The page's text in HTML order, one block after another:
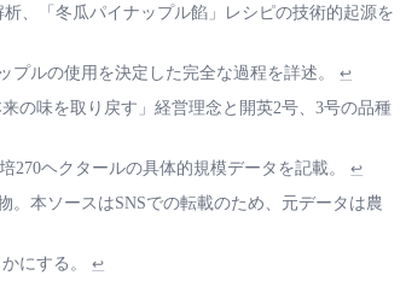
、「冬瓜パイナップル餡」レシピの技術的起源を
ルの使用を決定した完全な過程を詳述。 ↩
の味を取り戻す」経営理念と開英2号、3号の品種
ヘクタールの具体的規模データを記載。 ↩
本ソースはSNSでの転載のため、元データは農
にする。 ↩